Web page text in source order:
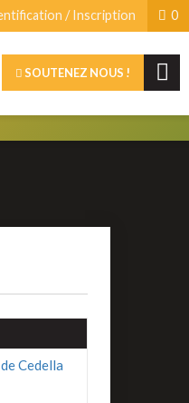
0
/ Inscription
SOUTENEZ NOUS !